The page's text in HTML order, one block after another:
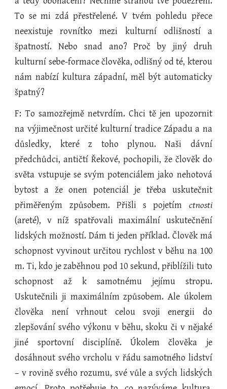
To se mi zdá přestřelené. V tvém pohledu přece
neexistuje rovnítko mezi kulturní odlišností a
špatností. Nebo snad ano? Proč by jiný druh
kulturní sebe-formace člověka, odlišný od té, kterou
nám nabízí kultura západní, měl být automaticky
špatný?
F: To samozřejmě netvrdím. Chci tě jen upozornit
na výjimečnost určité kulturní tradice Západu a na
důsledky, které z toho plynou. Naši dávní
předchůdci, antičtí Řekové, pochopili, že člověk do
světa vstupuje se svým potenciálem jako nehotová
bytost a že onen potenciál je třeba uskutečnit
přiměřeným způsobem. Přišli s pojetím ctnosti
(areté), v níž spatřovali maximální uskutečnění
lidských možností. Dám ti jeden příklad. Člověk má
schopnost vyvinout určitou rychlost v běhu na 100
m. Ti, kdo je zaběhnou pod 10 sekund, přiblížili tuto
schopnost až k samotnému jejímu stropu.
Uskutečnili ji maximálním způsobem. Ale úkolem
člověka není vrhnout celou svoji energii do
zlepšování svého výkonu v běhu, skoku či v nějaké
jiné sportovní disciplíně. Úkolem člověka je
dosáhnout svého vrcholu v řádu samotného lidství
– v rovině svého rozumu, své vůle a svých lidských